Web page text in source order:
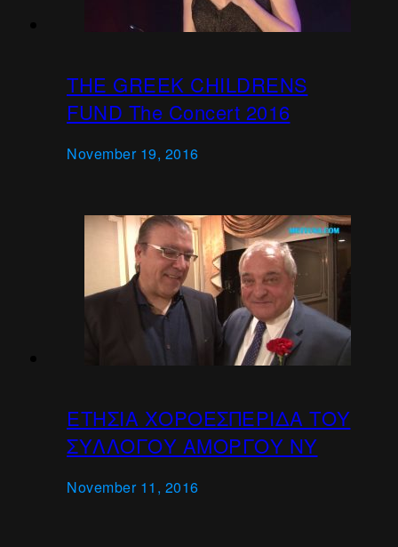
THE GREEK CHILDRENS
FUND The Concert 2016
November 19, 2016
ΕΤΗΣΙΑ ΧΟΡΟΕΣΠΕΡΙΔΑ ΤΟΥ
ΣΥΛΛΟΓΟΥ ΑΜΟΡΓΟΥ ΝΥ
November 11, 2016